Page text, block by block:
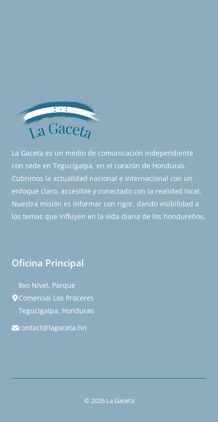
La Gaceta es un medio de comunicación independiente
con sede en Tegucigalpa, en el corazón de Honduras.
Cubrimos la actualidad nacional e internacional con un
enfoque claro, accesible y conectado con la realidad local.
Nuestra misión es informar con rigor, dando visibilidad a
los temas que influyen en la vida diaria de los hondureños.
Oficina Principal
8vo Nivel, Parque
Comercial Los Próceres
Tegucigalpa, Honduras
contact@lagaceta.hn
© 2026 La Gaceta